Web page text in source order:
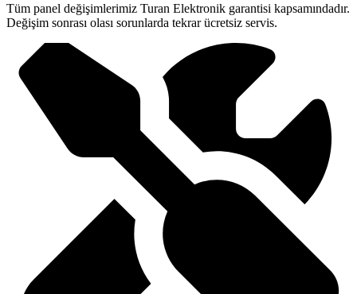
Tüm panel değişimlerimiz Turan Elektronik garantisi kapsamındadır.
Değişim sonrası olası sorunlarda tekrar ücretsiz servis.